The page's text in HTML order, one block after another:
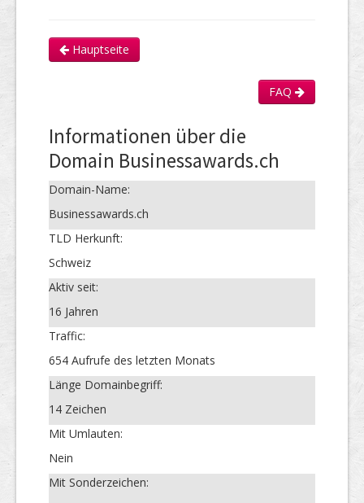
Hauptseite
FAQ
Informationen über die
Domain Businessawards.ch
Domain-Name:
Businessawards.ch
TLD Herkunft:
Schweiz
Aktiv seit:
16 Jahren
Traffic:
654 Aufrufe des letzten Monats
Länge Domainbegriff:
14 Zeichen
Mit Umlauten:
Nein
Mit Sonderzeichen: